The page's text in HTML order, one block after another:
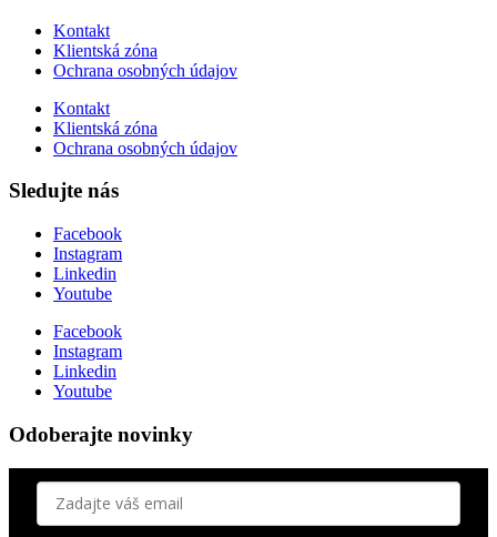
Kontakt
Klientská zóna
Ochrana osobných údajov
Kontakt
Klientská zóna
Ochrana osobných údajov
Sledujte nás
Facebook
Instagram
Linkedin
Youtube
Facebook
Instagram
Linkedin
Youtube
Odoberajte novinky